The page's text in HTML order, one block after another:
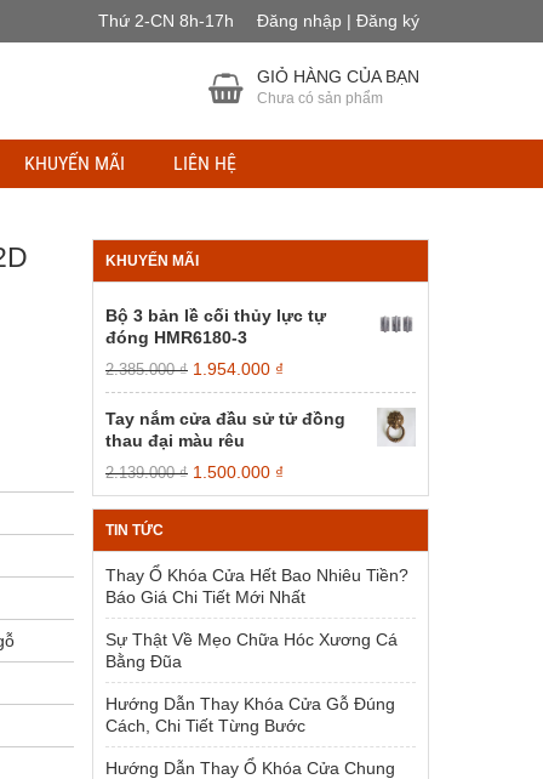
Thứ 2-CN 8h-17h Đăng nhập | Đăng ký
GIỎ HÀNG CỦA BẠN
Chưa có sản phẩm
KHUYẾN MÃI LIÊN HỆ
KHUYẾN MÃI
Bộ 3 bản lề cối thủy lực tự
đóng HMR6180-3
2.385.000₫ Giá
gốc
là:
2.385.000 ₫.
1.954.000 ₫
hiện
tại
Tay nắm cửa đầu sử tử đồng
thau đại màu rêu
2.139.000₫ Giá
gốc
là:
1.500.000 ₫
hiện
tại
1.500.000 ₫.
TIN TỨC
Thay Ổ Khóa Cửa Hết Bao Nhiêu Tiền?
Báo Giá Chi Tiết Mới Nhất
Sự Thật Về Mẹo Chữa Hóc Xương Cá
Bằng Đũa
Hướng Dẫn Thay Khóa Cửa Gỗ Đúng
Cách, Chi Tiết Từng Bước
Hướng Dẫn Thay Ổ Khóa Cửa Chung